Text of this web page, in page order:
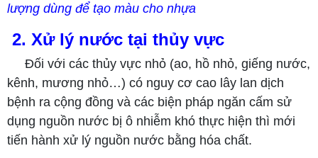
lượng dùng để tạo màu cho nhựa
2. Xử lý nước tại thủy vực
Đối với các thủy vực nhỏ (ao, hồ nhỏ, giếng nước,
kênh, mương nhỏ…) có nguy cơ cao lây lan dịch
bệnh ra cộng đồng và các biện pháp ngăn cấm sử
dụng nguồn nước bị ô nhiễm khó thực hiện thì mới
tiến hành xử lý nguồn nước bằng hóa chất.